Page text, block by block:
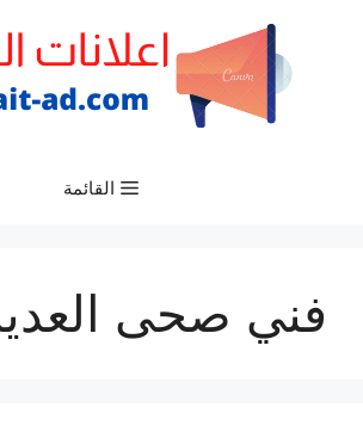
القائمة
فني صحى